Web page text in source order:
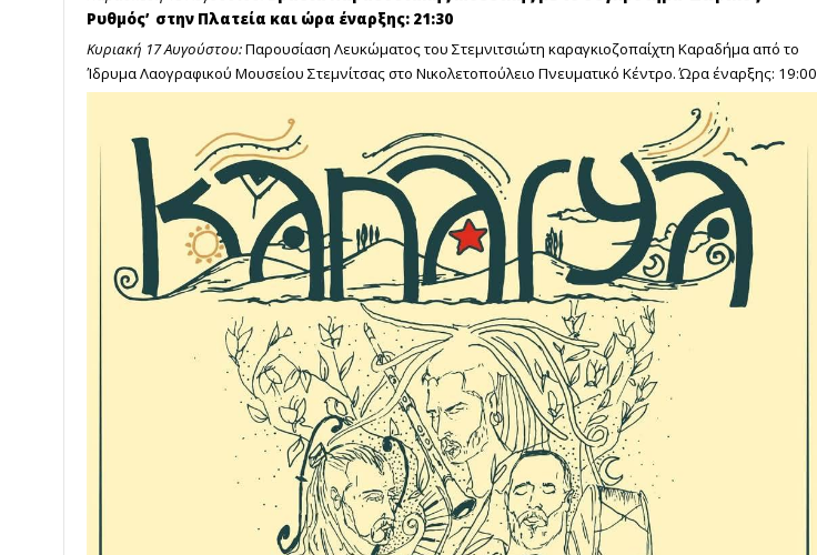
Ρυθμός’ στην Πλατεία και ώρα έναρξης: 21:30
Κυριακή 17 Αυγούστου:Παρουσίαση Λευκώματος του Στεμνιτσιώτη καραγκιοζοπαίχτη Καραδήμα από το
Ίδρυμα Λαογραφικού Μουσείου Στεμνίτσας στο Νικολετοπούλειο Πνευματικό Κέντρο. Ώρα έναρξης: 19:00